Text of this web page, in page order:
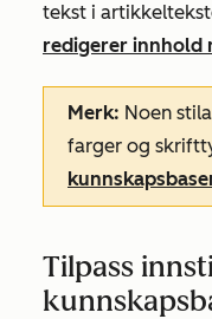
tekst i
redigerer innhold
Merk: Noen
farger og
Tilpass